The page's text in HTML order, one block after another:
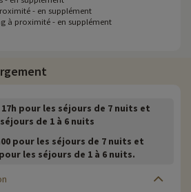
- en supplément
à proximité - en supplément
pour les séjours de 7 nuits et
de 1 à 6 nuits
pour les séjours de 7 nuits et
les séjours de 1 à 6 nuits.